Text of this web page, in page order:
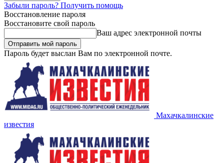
Забыли пароль? Получить помощь
Восстановление пароля
Восстановите свой пароль
Ваш адрес электронной почты
Пароль будет выслан Вам по электронной почте.
Махачкалинские
известия